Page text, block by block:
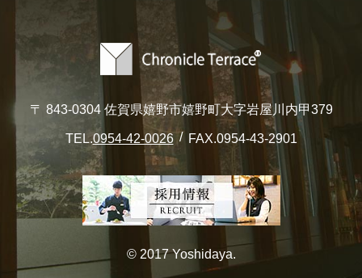
〒 843-0304 佐賀県嬉野市嬉野町大字岩屋川内甲379
TEL.0954-42-0026 FAX.0954-43-2901
© 2017 Yoshidaya.